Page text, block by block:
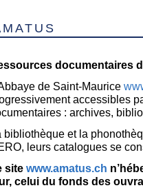
documentaires
de Saint-Maurice
accessibles
: archives,
bibliothèque et la
leurs catalogues se
site www.amatus.ch
celui du fonds des